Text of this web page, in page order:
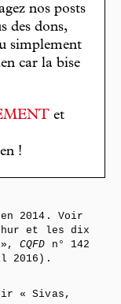
nos posts
des dons,
simplement
car la bise
et
!
2014. Voir
et les dix
»,CQFD n° 142
2016).
« Sivas,